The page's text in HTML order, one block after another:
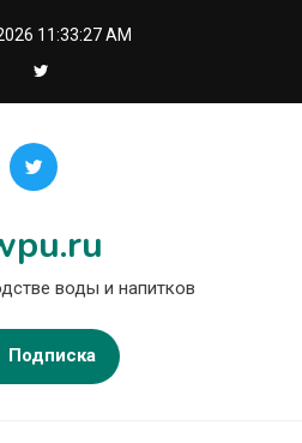
11:33:27 AM
воды и напитков
Подписка